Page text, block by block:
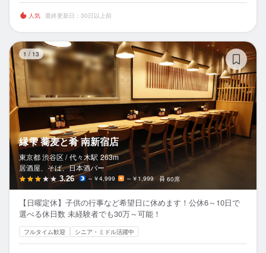
人気 最終更新日：30日以上前
1 / 13
縁雫 蕎麦と肴 南新宿店
東京都 渋谷区 / 代々木駅 263m
居酒屋、そば、日本酒バー
3.26 ～￥4,999 ～￥1,999 60席
【日曜定休】子供の行事など希望日に休めます！公休6～10日で
選べる休日数 未経験者でも30万～可能！
フルタイム歓迎 シニア・ミドル活躍中